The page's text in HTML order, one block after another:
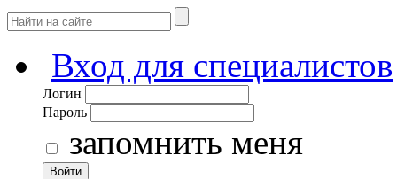
Вход для специалистов
Логин
Пароль
запомнить меня
Войти